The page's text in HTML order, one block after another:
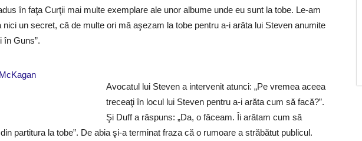
în faţa Curţii mai multe exemplare ale unor albume unde eu sunt la tobe. Le-am
un secret, că de multe ori mă aşezam la tobe pentru a-i arăta lui Steven anumite
în Guns”.
Avocatul lui Steven a intervenit atunci: „Pe vremea aceea
treceaţi în locul lui Steven pentru a-i arăta cum să facă?”.
Şi Duff a răspuns: „Da, o făceam. Îi arătam cum să
partitura la tobe”. De abia şi-a terminat fraza că o rumoare a străbătut publicul.